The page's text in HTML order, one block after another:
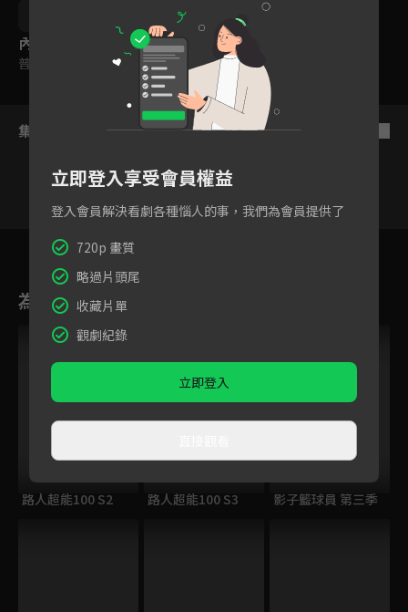
內容標籤
普遍級
集數列表
2
為您推薦
路人超能100 S2 路人超能100 S3 影子籃球員 第三季
立即登入享受會員權益
登入會員解決看劇各種惱人的事，我們為會員提供了
720p 畫質
略過片頭尾
收藏片單
觀劇紀錄
立即登入